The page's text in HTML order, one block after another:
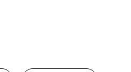
amiche, una maglia
pantalone skinny